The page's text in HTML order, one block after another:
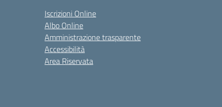
Iscrizioni Online
Albo Online
Amministrazione trasparente
Accessibilità
Area Riservata